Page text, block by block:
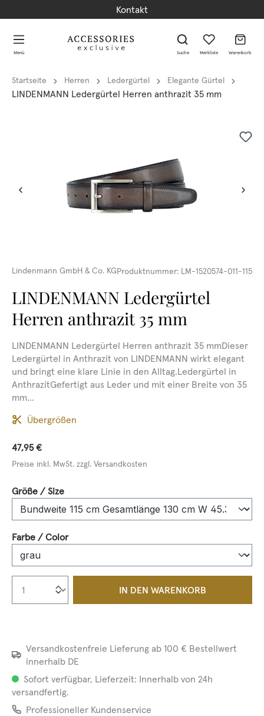
Kontakt
Menü Suche Merkliste Warenkorb
Startseite Herren Ledergürtel Elegante Gürtel
LINDENMANN Ledergürtel Herren anthrazit 35 mm
Lindenmann GmbH & Co. KGProduktnummer: LM-1520574-011-115
LINDENMANN Ledergürtel
Herren anthrazit 35 mm
LINDENMANN Ledergürtel Herren anthrazit 35 mmDieser
Ledergürtel in Anthrazit von LINDENMANN wirkt elegant
und bringt eine klare Linie in den Alltag.Ledergürtel in
AnthrazitGefertigt aus Leder und mit einer Breite von 35
mm...
Übergrößen
47,95 €
Preise inkl. MwSt. zzgl. Versandkosten
Größe / Sizeauswählen
Farbe / Colorauswählen
Produkt Anzahl: Gib den
IN DEN WARENKORB
Versandkostenfreie Lieferung ab 100 € Bestellwert
innerhalb DE
Sofort verfügbar, Lieferzeit: Innerhalb von 24h
versandfertig.
Professioneller Kundenservice